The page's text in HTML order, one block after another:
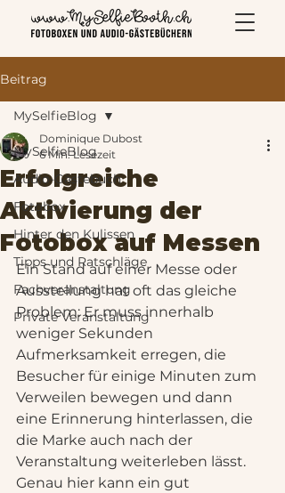
Beitrag
MySelfieBlog
Audio-Gästebuch
Fotobox
Hinter den Kulissen
Tipps und Ratschläge
Fachveranstaltung
Private Veranstaltung
MySelfieBlog
Erfolgreiche
Aktivierung der
Fotobox auf Messen
Dominique Dubost
6 Min. Lesezeit
Ein Stand auf einer Messe oder
Ausstellung hat oft das gleiche
Problem: Er muss innerhalb
weniger Sekunden
Aufmerksamkeit erregen, die
Besucher für einige Minuten zum
Verweilen bewegen und dann
eine Erinnerung hinterlassen, die
die Marke auch nach der
Veranstaltung weiterleben lässt.
Genau hier kann ein gut